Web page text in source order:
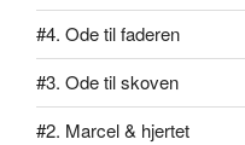
#4. Ode til faderen
#3. Ode til skoven
#2. Marcel & hjertet